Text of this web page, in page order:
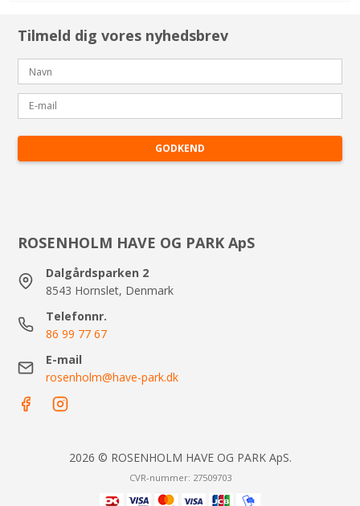
Tilmeld dig vores nyhedsbrev
GODKEND
ROSENHOLM HAVE OG PARK ApS
Dalgårdsparken 2
8543 Hornslet, Denmark
Telefonnr.
86 99 77 67
E-mail
rosenholm@have-park.dk
2026 © ROSENHOLM HAVE OG PARK ApS.
CVR-nummer: 27509703